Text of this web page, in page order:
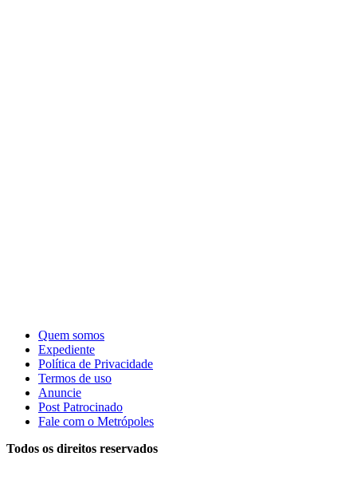
Quem somos
Expediente
Política de Privacidade
Termos de uso
Anuncie
Post Patrocinado
Fale com o Metrópoles
Todos os direitos reservados